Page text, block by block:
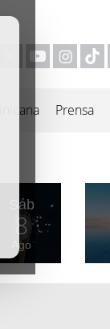
Prensa
Sáb
8
Ago